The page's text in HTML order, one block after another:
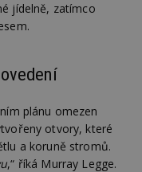
jídelně, zatímco
plánu omezen
otvory, které
a koruně stromů.
,“ říká Murray Legge.